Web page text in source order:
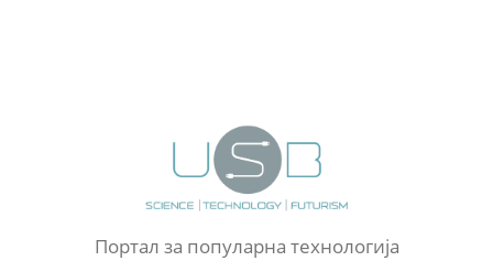
Портал за популарна технологија